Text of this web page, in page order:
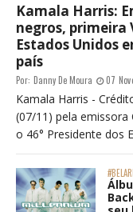
Kamala Harris:
negros, primeira
Estados Unidos
país
Por: Danny De Moura 07
Kamala Harris -
(07/11) pela emissora
o 46° Presidente dos